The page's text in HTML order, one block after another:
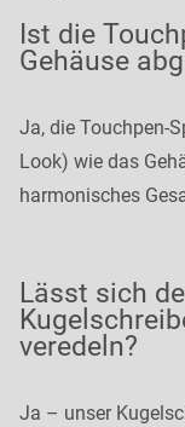
Ist die
Gehäuse
Ja, die Touchpen-
Look) wie das
harmonisches
Lässt sich
veredeln?
Ja – unser